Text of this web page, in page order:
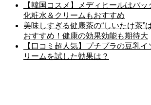
【韓国コスメ】メディヒールはパッ
化粧水＆クリームもおすすめ
美味しすぎる健康茶の“しいたけ茶”
おすすめ！健康の効果効能も期待大
【口コミ超人気】プチプラの豆乳
リームを試した効果は？